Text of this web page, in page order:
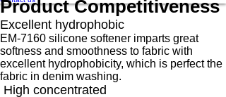
Product Competitiveness
Excellent hydrophobic
EM-7160 silicone softener imparts great
softness and smoothness to fabric with
excellent hydrophobicity, which is perfect the
fabric in denim washing.​​
High concentrated